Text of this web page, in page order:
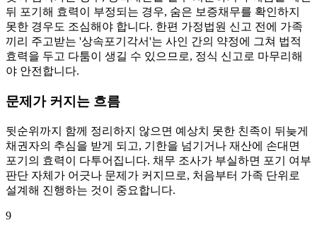
뒤 포기해 효력이 부정되는 경우, 숨은 보증채무를 확인하지
못한 경우도 조심해야 합니다. 한편 가정법원 신고 전에 가족
끼리 주고받는 '상속포기각서'는 사인 간의 약정에 그쳐 법적
효력을 두고 다툼이 생길 수 있으므로, 정식 신고로 마무리해
야 안전합니다.
문제가 커지는 흐름
뒷순위까지 함께 정리하지 않으면 예상치 못한 친족이 뒤늦게
채권자의 추심을 받게 되고, 기한을 넘기거나 재산에 손대면
포기의 효력이 다투어집니다. 채무 조사가 부실하면 포기 여부
판단 자체가 어긋나 문제가 커지므로, 처음부터 가족 단위로
설계해 진행하는 것이 중요합니다.
9